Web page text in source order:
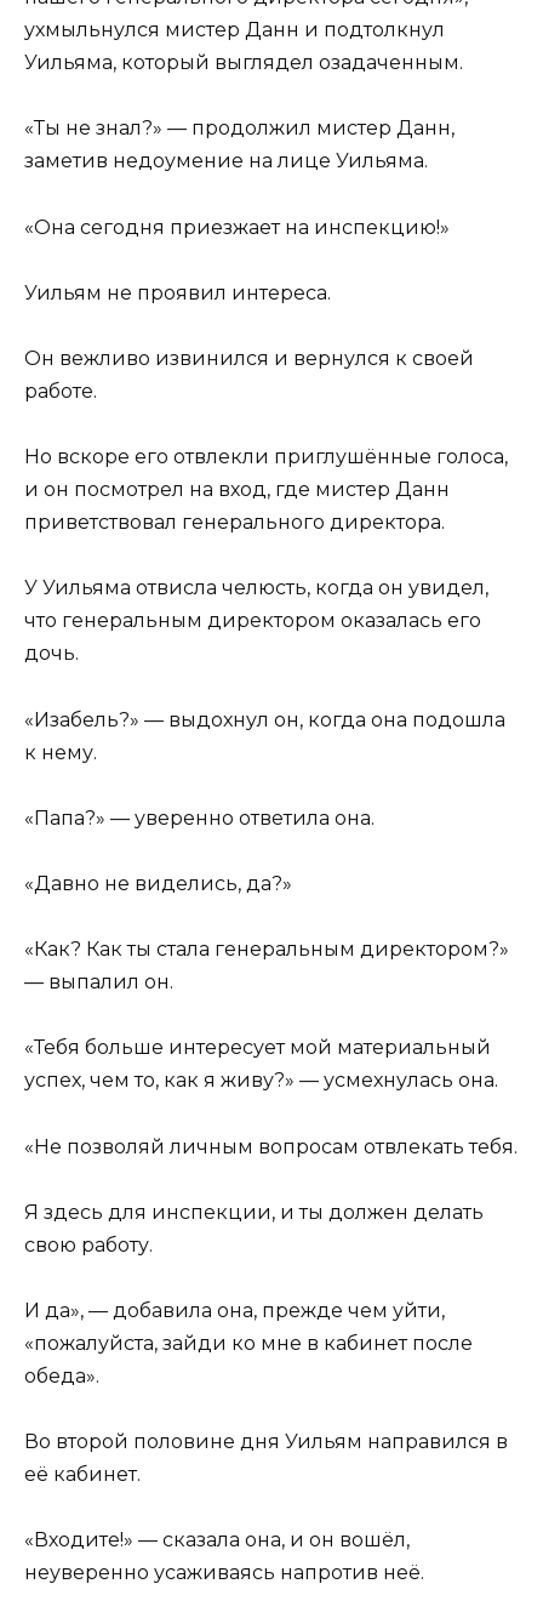
ухмыльнулся мистер Данн и подтолкнул
Уильяма, который выглядел озадаченным.
«Ты не знал?» — продолжил мистер Данн,
заметив недоумение на лице Уильяма.
«Она сегодня приезжает на инспекцию!»
Уильям не проявил интереса.
Он вежливо извинился и вернулся к своей
работе.
Но вскоре его отвлекли приглушённые голоса,
и он посмотрел на вход, где мистер Данн
приветствовал генерального директора.
У Уильяма отвисла челюсть, когда он увидел,
что генеральным директором оказалась его
дочь.
«Изабель?» — выдохнул он, когда она подошла
к нему.
«Папа?» — уверенно ответила она.
«Давно не виделись, да?»
«Как? Как ты стала генеральным директором?»
— выпалил он.
«Тебя больше интересует мой материальный
успех, чем то, как я живу?» — усмехнулась она.
«Не позволяй личным вопросам отвлекать тебя.
Я здесь для инспекции, и ты должен делать
свою работу.
И да», — добавила она, прежде чем уйти,
«пожалуйста, зайди ко мне в кабинет после
обеда».
Во второй половине дня Уильям направился в
её кабинет.
«Входите!» — сказала она, и он вошёл,
неуверенно усаживаясь напротив неё.